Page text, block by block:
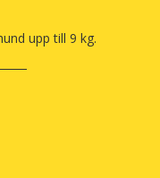
upp till 9 kg.